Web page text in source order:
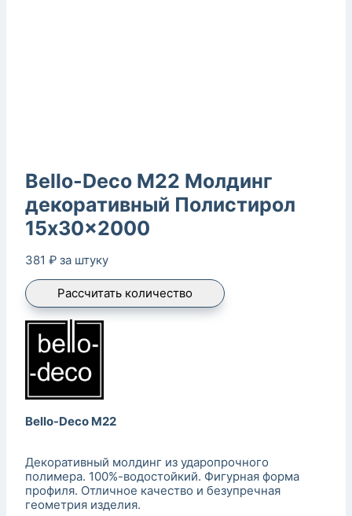
Bello-Deco M22 Молдинг
декоративный Полистирол
15x30x2000
381 ₽ за штуку
Рассчитать количество
Bello-Deco M22
Декоративный молдинг из ударопрочного
полимера. 100%-водостойкий. Фигурная форма
профиля. Отличное качество и безупречная
геометрия изделия.